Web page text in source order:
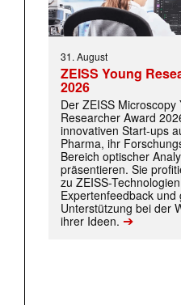
31. August
ZEISS Young
2026
Der ZEISS Microscopy
Researcher Award
innovativen Start-ups
Pharma, ihr
Bereich optischer
präsentieren. Sie
zu ZEISS-
Expertenfeedback und
Unterstützung bei der
ihrer Ideen. ➔